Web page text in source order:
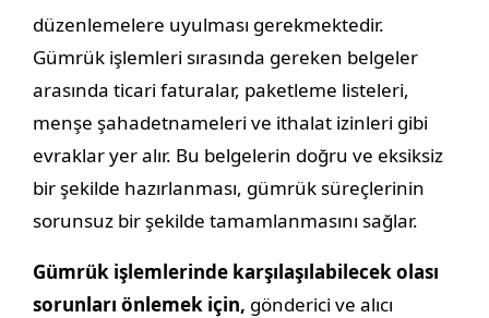
düzenlemelere uyulması gerekmektedir.
Gümrük işlemleri sırasında gereken belgeler
arasında ticari faturalar, paketleme listeleri,
menşe şahadetnameleri ve ithalat izinleri gibi
evraklar yer alır. Bu belgelerin doğru ve eksiksiz
bir şekilde hazırlanması, gümrük süreçlerinin
sorunsuz bir şekilde tamamlanmasını sağlar.
Gümrük işlemlerinde karşılaşılabilecek olası
sorunları önlemek için, gönderici ve alıcı